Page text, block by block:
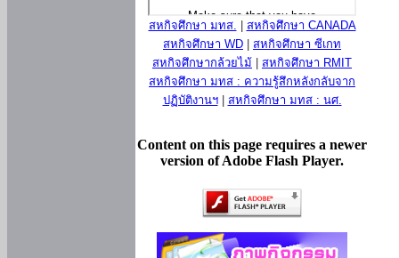
สหกิจศึกษา มทส.
สหกิจศึกษา CANADA
สหกิจศึกษา WD
สหกิจศึกษา ซีเกท
สหกิจศึกษากล้วยไม้
สหกิจศึกษา RMIT
สหกิจศึกษา มทส : ความรู้สึกหลังกลับจาก
ปฏิบัติงานฯ| สหกิจศึกษา มทส : นศ.
Content on this page requires a newer
version of Adobe Flash Player.